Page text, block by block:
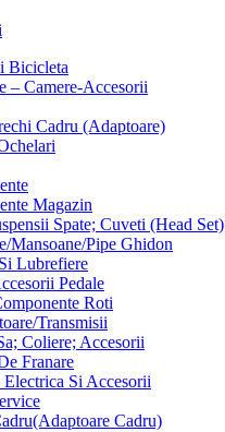
Bicicleta
– Camere-Accesorii
Cadru (Adaptoare)
Magazin
Spate; Cuveti (Head Set)
Mansoane/Pipe Ghidon
Lubrefiere
Pedale
Roti
Transmisii
Coliere; Accesorii
Franare
Electrica Si Accesorii
Cadru)